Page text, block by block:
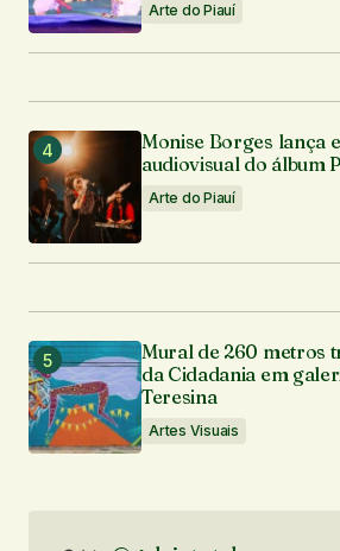
Arte do Piauí
Monise Borges lança
audiovisual do álbum
Arte do Piauí
Mural de 260 metros
da Cidadania em
Teresina
Artes Visuais